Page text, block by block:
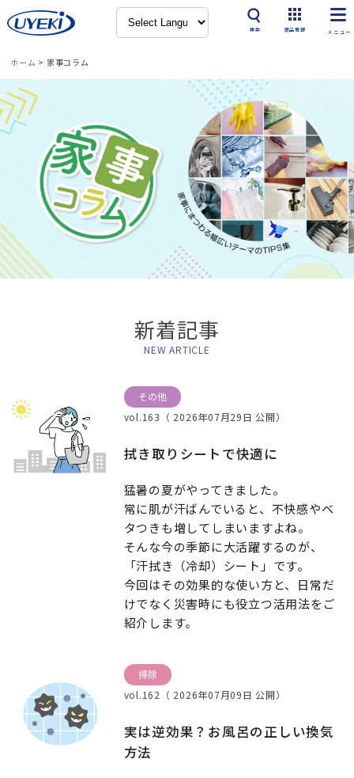
検索 商品情報
ホーム > 家事コラム
新着記事
NEW ARTICLE
その他
vol.163（ 2026年07月29日 公開）
拭き取りシートで快適に
猛暑の夏がやってきました。
常に肌が汗ばんでいると、不快感やベ
タつきも増してしまいますよね。
そんな今の季節に大活躍するのが、
「汗拭き（冷却）シート」です。
今回はその効果的な使い方と、日常だ
けでなく災害時にも役立つ活用法をご
紹介します。
掃除
vol.162（ 2026年07月09日 公開）
実は逆効果？お風呂の正しい換気
方法